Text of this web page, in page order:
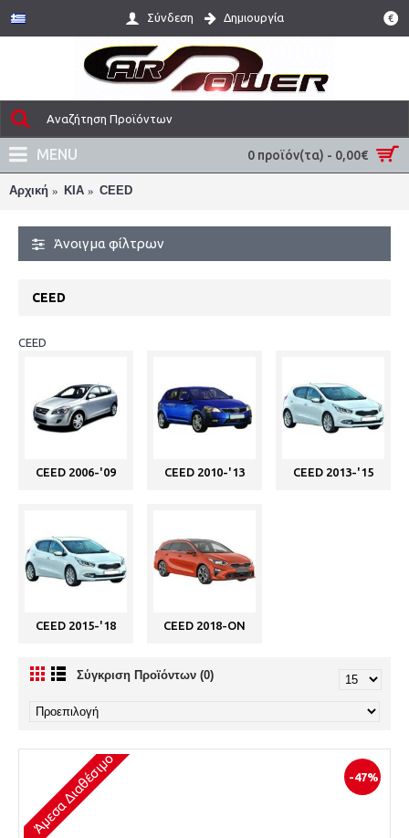
€
Σύνδεση Δημιουργία
0 προϊόν(τα) - 0,00€
MENU
Αρχική KIA CEED
Άνοιγμα φίλτρων
CEED
CEED
CEED 2006-'09 CEED 2010-'13 CEED 2013-'15
CEED 2015-'18 CEED 2018-ON
Σύγκριση Προϊόντων (0)
-47%
Άμεσα Διαθέσιμο